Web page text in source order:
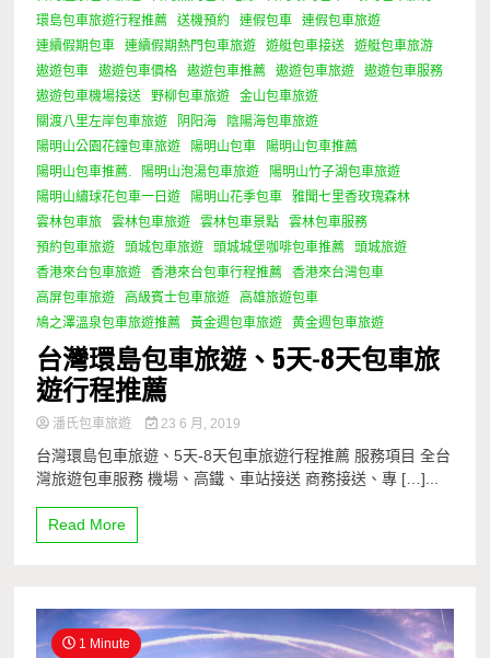
環島包車旅遊行程推薦
送機預約 連假包車
連假包車旅遊
連續假期包車
連續假期熱門包車旅遊 遊艇包車接送
遊艇包車旅游
遨遊包車
遨遊包車價格 遨遊包車推薦 遨遊包車旅遊
遨遊包車服務
遨遊包車機場接送
野柳包車旅遊
金山包車旅遊
關渡八里左岸包車旅遊
阴阳海
陰陽海包車旅遊
陽明山公園花鐘包車旅遊
陽明山包車
陽明山包車推薦
陽明山包車推薦.
陽明山泡湯包車旅遊
陽明山竹子湖包車旅遊
陽明山繡球花包車一日遊
陽明山花季包車
雅聞七里香玫瑰森林
雲林包車旅
雲林包車旅遊 雲林包車景點
雲林包車服務
預約包車旅遊
頭城包車旅遊 頭城城堡咖啡包車推薦
頭城旅遊
香港來台包車旅遊
香港來台包車行程推薦
香港來台灣包車
高屏包車旅遊
高級賓士包車旅遊
高雄旅遊包車
鳩之澤溫泉包車旅遊推薦
黃金週包車旅遊 黄金週包車旅遊
台灣環島包車旅遊、5天-8天包車旅
遊行程推薦
潘氏包車旅遊 23 6 月, 2019
台灣環島包車旅遊、5天-8天包車旅遊行程推薦 服務項目 全台
灣旅遊包車服務 機場、高鐵、車站接送 商務接送、專 […]...
Read More
1 Minute